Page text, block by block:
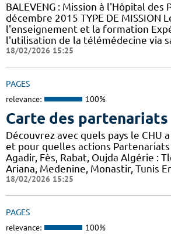
BALEVENG : Mission à l'Hôpital des
décembre 2015 TYPE DE MISSION
l'enseignement et la formation
l'utilisation de la télémédecine via
18/02/2026 15:25
PAGES
relevance: 100%
Carte des partenariats
Découvrez avec quels pays le CHU
et pour quelles actions Partenariats
Agadir, Fès, Rabat, Oujda Algérie :
Ariana, Medenine, Monastir, Tunis
18/02/2026 15:25
PAGES
relevance: 100%